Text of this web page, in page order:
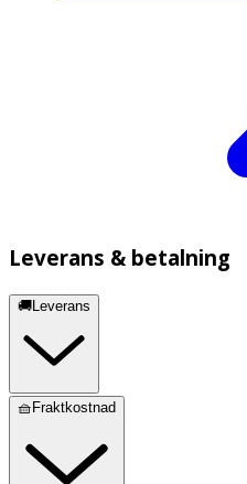
Leverans & betalning
🚚Leverans
🧺Fraktkostnad